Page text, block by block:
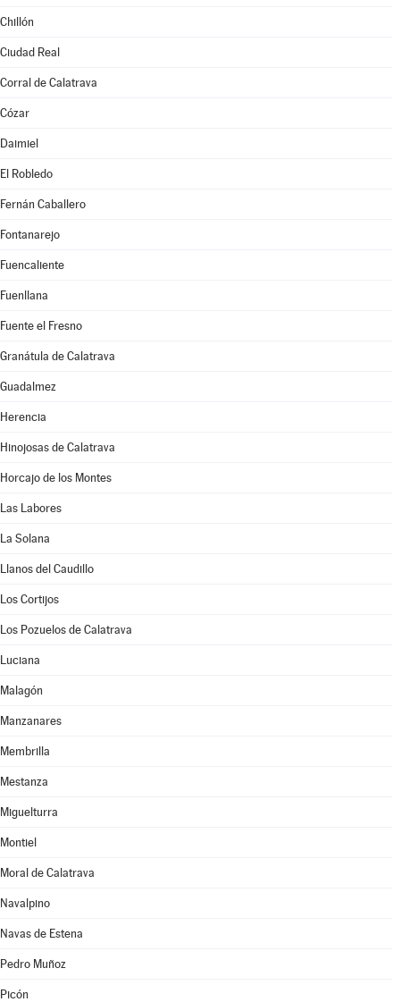
Chillón
Ciudad Real
Corral de Calatrava
Cózar
Daimiel
El Robledo
Fernán Caballero
Fontanarejo
Fuencaliente
Fuenllana
Fuente el Fresno
Granátula de Calatrava
Guadalmez
Herencia
Hinojosas de Calatrava
Horcajo de los Montes
Las Labores
La Solana
Llanos del Caudillo
Los Cortijos
Los Pozuelos de Calatrava
Luciana
Malagón
Manzanares
Membrilla
Mestanza
Miguelturra
Montiel
Moral de Calatrava
Navalpino
Navas de Estena
Pedro Muñoz
Picón